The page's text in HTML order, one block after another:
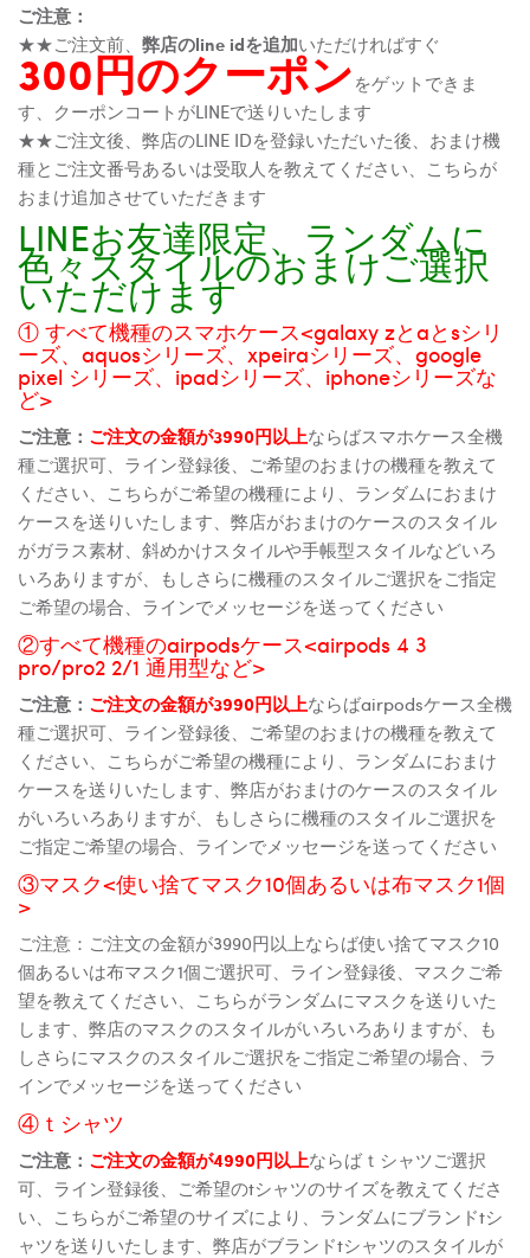
ご注意：
★★ご注文前、 弊店のline idを追加いただければすぐ
300円のクーポンをゲットできま
す、クーポンコートがLINEで送りいたします
★★ご注文後、弊店のLINE IDを登録いただいた後、おまけ機
種とご注文番号あるいは受取人を教えてください、こちらが
おまけ追加させていただきます
LINEお友達限定、ランダムに
色々スタイルのおまけご選択
いただけます
① すべて機種のスマホケース<galaxy zとaとsシリ
ーズ、aquosシリーズ、xpeiraシリーズ、google
pixel シリーズ、ipadシリーズ、iphoneシリーズな
ど>
ご注意： ご注文の金額が3990円以上ならばスマホケース全機
種ご選択可、ライン登録後、ご希望のおまけの機種を教えて
ください、こちらがご希望の機種により、ランダムにおまけ
ケースを送りいたします、弊店がおまけのケースのスタイル
がガラス素材、斜めかけスタイルや手帳型スタイルなどいろ
いろありますが、もしさらに機種のスタイルご選択をご指定
ご希望の場合、ラインでメッセージを送ってください
②すべて機種のairpodsケース<airpods 4 3
pro/pro2 2/1 通用型など>
ご注意： ご注文の金額が3990円以上ならばairpodsケース全機
種ご選択可、ライン登録後、ご希望のおまけの機種を教えて
ください、こちらがご希望の機種により、ランダムにおまけ
ケースを送りいたします、弊店がおまけのケースのスタイル
がいろいろありますが、もしさらに機種のスタイルご選択を
ご指定ご希望の場合、ラインでメッセージを送ってください
③マスク<使い捨てマスク10個あるいは布マスク1個
>
ご注意：ご注文の金額が3990円以上ならば使い捨てマスク10
個あるいは布マスク1個ご選択可、ライン登録後、マスクご希
望を教えてください、こちらがランダムにマスクを送りいた
します、弊店のマスクのスタイルがいろいろありますが、も
しさらにマスクのスタイルご選択をご指定ご希望の場合、ラ
インでメッセージを送ってください
④ｔシャツ
ご注意： ご注文の金額が4990円以上ならばｔシャツご選択
可、ライン登録後、ご希望のtシャツのサイズを教えてくださ
い、こちらがご希望のサイズにより、ランダムにブランドtシ
ャツを送りいたします、弊店がブランドtシャツのスタイルが